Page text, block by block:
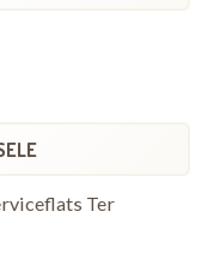
Ter